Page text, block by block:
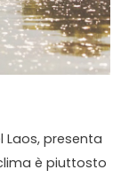
Laos, presenta
è piuttosto